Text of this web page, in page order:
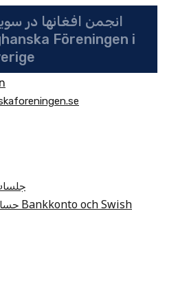
انجمن افغانها در
حساب بانکی انجمن Bankkonto och Swish